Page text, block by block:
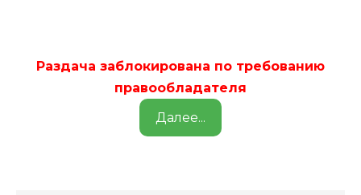
Раздача заблокирована по требованию
правообладателя
Далее...